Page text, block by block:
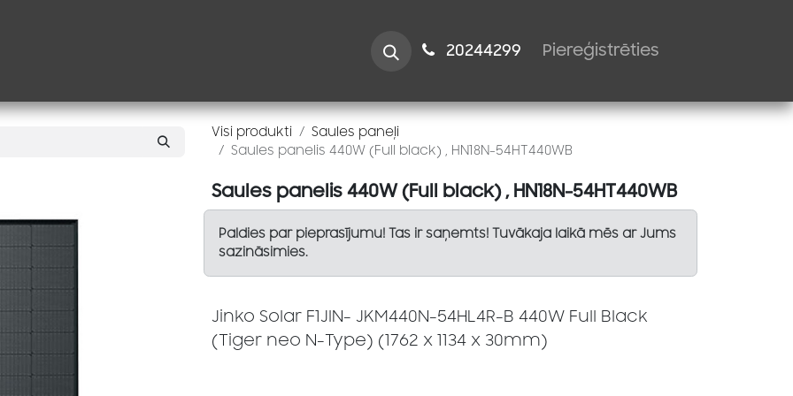
Speciālistiem 2024​​4299 Piereģistrēties
Visi produkti
Saules paneļi
Saules panelis 440W (Full black) , HN18N-54HT440WB
Saules panelis 440W (Full black) , HN18N-54HT440WB
Paldies par pieprasījumu! Tas ir saņemts! Tuvākaja laikā mēs ar Jums
sazināsimies.
Jinko Solar F1JIN- JKM440N-54HL4R-B 440W Full Black
(Tiger neo N-Type) (1762 x 1134 x 30mm)